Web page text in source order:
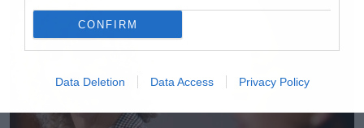
CONFIRM
Data Deletion Data Access Privacy Policy